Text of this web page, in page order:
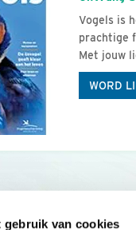
gebruik van cookies
Vogels is
prachtige
Met jouw
WORD